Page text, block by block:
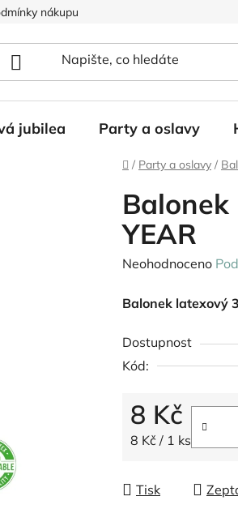
nákupu
jubilea Party a oslavy
Domů
/ Party a oslavy /
Balonek
YEAR
Průměrné
produktu
0,0
z
hvězdiček.
Neohodnoceno
Balonek latexový
Dostupnost
Kód:
8 Kč
Měrná cena:
8 Kč / 1 ks
Tisk